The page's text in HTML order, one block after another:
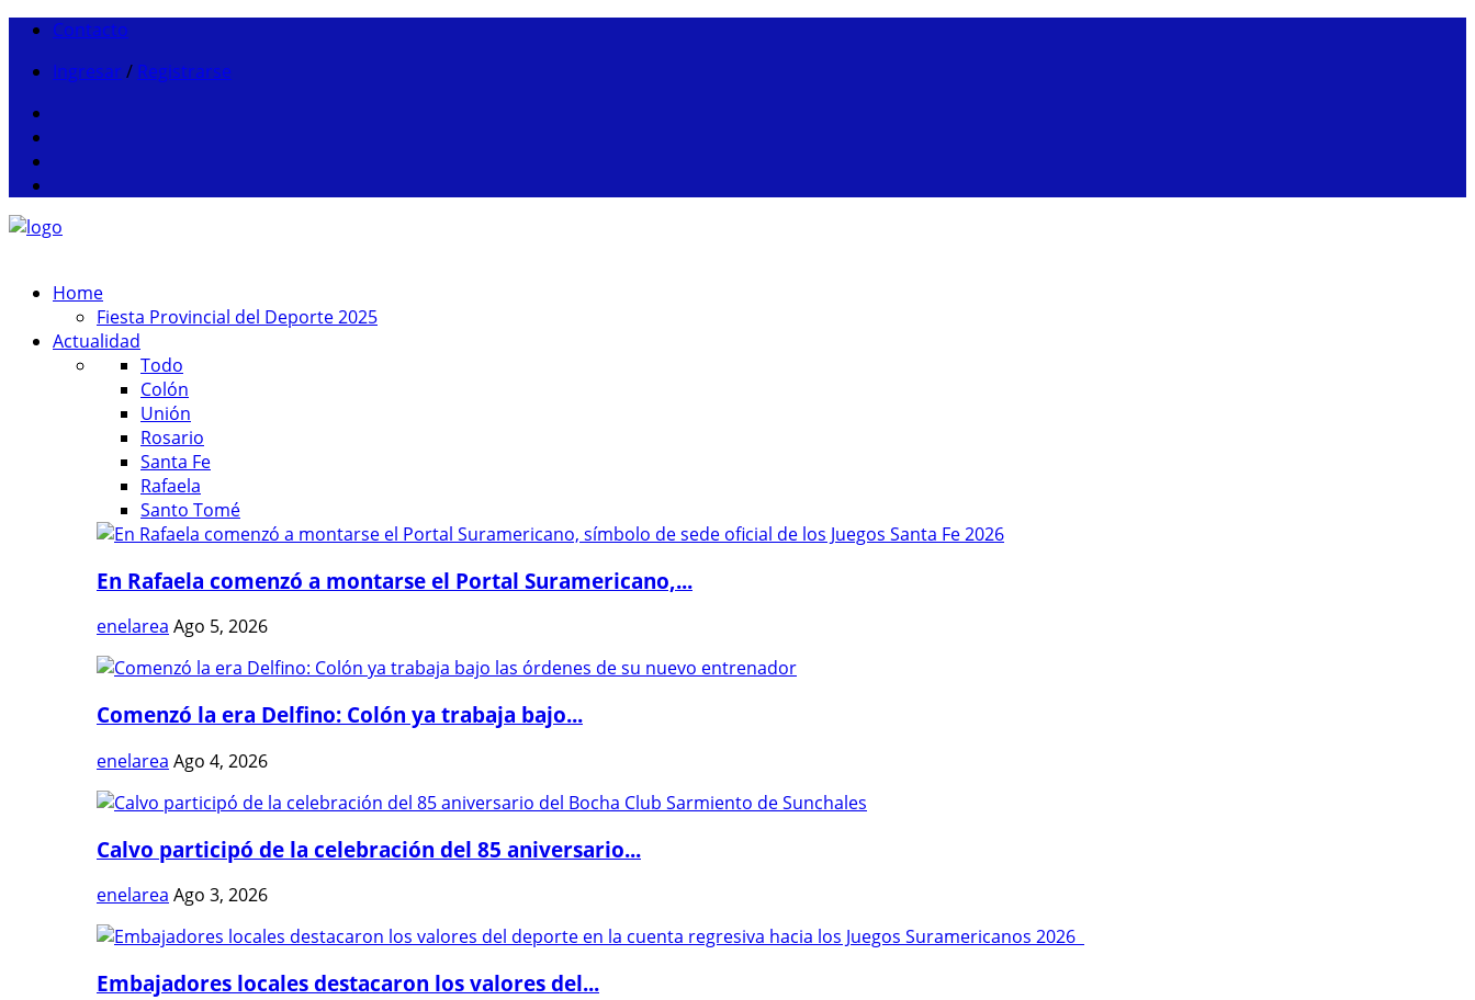
Contacto
Ingresar / Registrarse
Home
Fiesta Provincial del Deporte 2025
Actualidad
Todo
Colón
Unión
Rosario
Santa Fe
Rafaela
Santo Tomé
En Rafaela comenzó a montarse el Portal Suramericano,...
enelarea Ago 5, 2026
Comenzó la era Delfino: Colón ya trabaja bajo...
enelarea Ago 4, 2026
Calvo participó de la celebración del 85 aniversario...
enelarea Ago 3, 2026
Embajadores locales destacaron los valores del...